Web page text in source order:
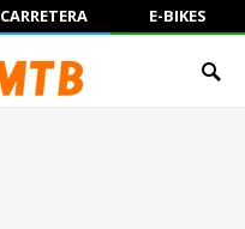
CARRETERA E-BIKES